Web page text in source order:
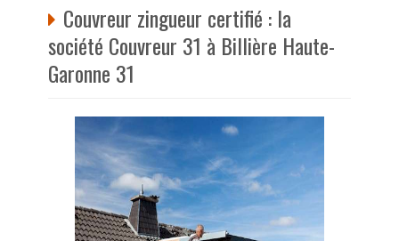
Couvreur zingueur certifié : la
société Couvreur 31 à Billière Haute-
Garonne 31